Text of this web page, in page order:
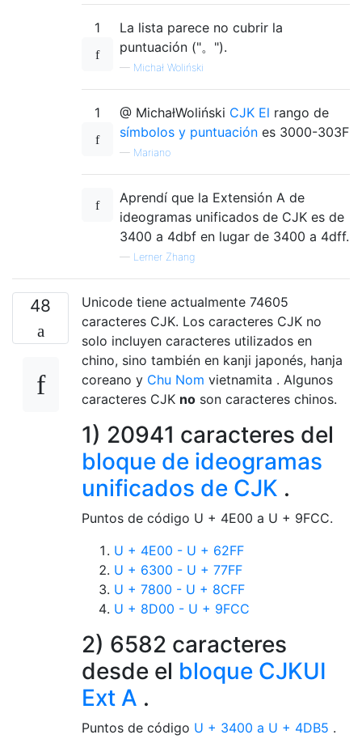
1
La lista parece no cubrir la
puntuación ("。").
— Michał Woliński
1 @ MichałWoliński CJK El rango de
símbolos y puntuación es 3000-303F
— Mariano
Aprendí que la Extensión A de
ideogramas unificados de CJK es de
3400 a 4dbf en lugar de 3400 a 4dff.
— Lerner Zhang
48
Unicode tiene actualmente 74605
caracteres CJK. Los caracteres CJK no
solo incluyen caracteres utilizados en
chino, sino también en kanji japonés, hanja
coreano y Chu Nom vietnamita . Algunos
caracteres CJK no son caracteres chinos.
1) 20941 caracteres del
bloque de ideogramas
unificados de CJK .
Puntos de código U + 4E00 a U + 9FCC.
U + 4E00 - U + 62FF
U + 6300 - U + 77FF
U + 7800 - U + 8CFF
U + 8D00 - U + 9FCC
2) 6582 caracteres
desde el bloque CJKUI
Ext A .
Puntos de código U + 3400 a U + 4DB5 .